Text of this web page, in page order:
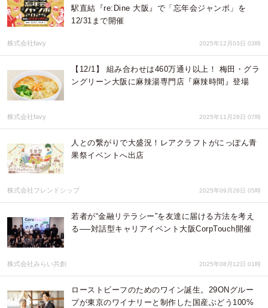
駅直結『re:Dine 大阪』で「忘年会ジャンボ」を
12/31まで開催
株式会社favy 2025年12月03日 03時
【12/1】 組み合わせは460万通り以上！ 梅田・グラ
ングリーン大阪に麻辣湯専門店『麻辣時間』登場
株式会社favy 2025年11月28日 07時
人との繋がりで大盛況！レアクラフトがにっぽん青
果祭イベントへ出店
株式会社フレンドシップ 2025年09月26日 05時
若者が“金融リテラシー”を友達に届ける方法を考え
る──対話型キャリアイベント大阪CorpTouch開催
株式会社みらい共創 2025年08月12日 01時
ローストビーフのためのワイン誕生。29ONグルー
プが東京のワイナリーと制作した国産ぶどう100%